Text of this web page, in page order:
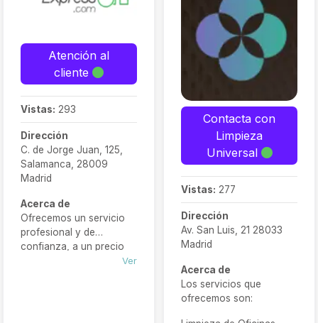
Atención al
cliente
Vistas: 293
Dirección
C. de Jorge Juan, 125,
Salamanca, 28009
Madrid
Acerca de
Ofrecemos un servicio
profesional y de
confianza, a un precio
Ver
Contacta con
Limpieza
Universal
Vistas: 277
Dirección
Av. San Luis, 21 28033
Madrid
Acerca de
Los servicios que
ofrecemos son: